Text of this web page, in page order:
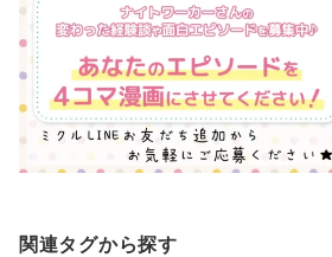
関連タグから探す